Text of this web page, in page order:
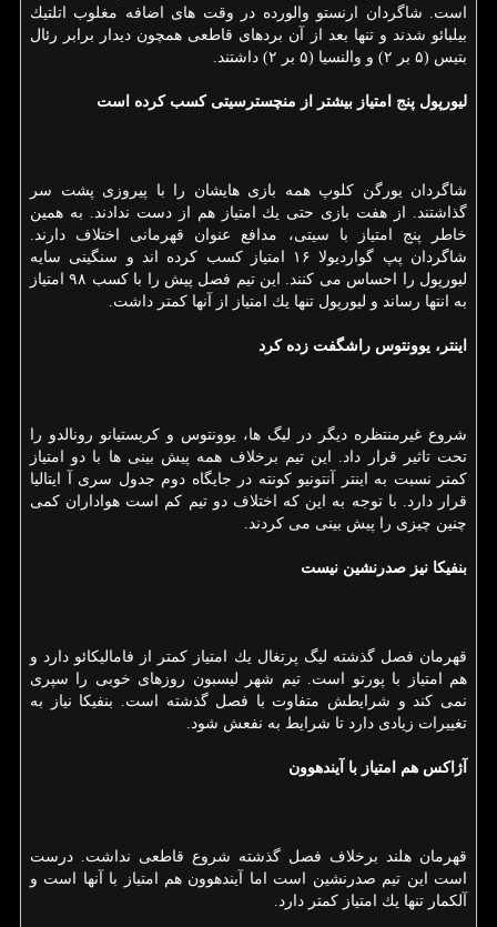
است. شاگردان ارنستو والورده در وقت های اضافه مغلوب اتلتیك
بیلبائو شدند و تنها بعد از آن بردهای قاطعی همچون دیدار برابر رئال
بتیس (۵ بر ۲) و والنسیا (۵ بر ۲) داشتند.
لیورپول پنج امتیاز بیشتر از منچسترسیتی كسب كرده است
شاگردان یورگن كلوپ همه بازی هایشان را با پیروزی پشت سر
گذاشتند. از هفت بازی حتی یك امتیاز هم از دست ندادند. به همین
خاطر پنج امتیاز با سیتی، مدافع عنوان قهرمانی اختلاف دارند.
شاگردان پپ گواردیولا ۱۶ امتیاز كسب كرده اند و سنگینی سایه
لیورپول را احساس می كنند. این تیم فصل پیش را با كسب ۹۸ امتیاز
به انتها رساند و لیورپول تنها یك امتیاز از آنها كمتر داشت.
اینتر، یوونتوس راشگفت زده كرد
شروع غیرمنتظره دیگر در لیگ ها، یوونتوس و كریستیانو رونالدو را
تحت تاثیر قرار داد. این تیم برخلاف همه پیش بینی ها با دو امتیاز
كمتر نسبت به اینتر آنتونیو كونته در جایگاه دوم جدول سری آ ایتالیا
قرار دارد. با توجه به این كه اختلاف دو تیم كم است هواداران كمی
چنین چیزی را پیش بینی می كردند.
بنفیكا نیز صدرنشین نیست
قهرمان فصل گذشته لیگ پرتغال یك امتیاز كمتر از فامالیكائو دارد و
هم امتیاز با پورتو است. تیم شهر لیسبون روزهای خوبی را سپری
نمی كند و شرایطش متفاوت با فصل گذشته است. بنفیكا نیاز به
تغییرات زیادی دارد تا شرایط به نفعش شود.
آژاكس هم امتیاز با آیندهوون
قهرمان هلند برخلاف فصل گذشته شروع قاطعی نداشت. درست
است این تیم صدرنشین است اما آیندهوون هم امتیاز با آنها است و
آلكمار تنها یك امتیاز كمتر دارد.